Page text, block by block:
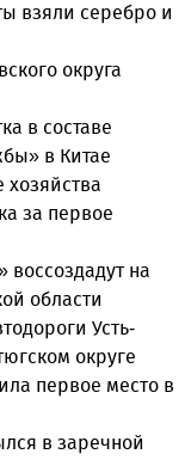
взяли серебро и
округа
в составе
в Китае
за первое
воссоздадут на
области
Усть-
округе
первое место в
в заречной